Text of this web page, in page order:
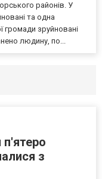
районів. У
та одна
громади зруйновані
людину, по...
п'ятеро
з